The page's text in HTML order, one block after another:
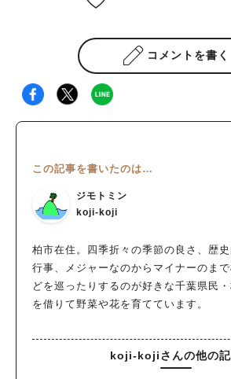
コメントを書く
この記事を書いたのは…
ジモトミン
koji-koji
柏市在住。四季折々の季節の良さ、歴史
行事、メジャーなのからマイナーのま
どを巡ったりするのが好きな千葉県民
を借りて野菜や花を育てています。
koji-kojiさんの他の